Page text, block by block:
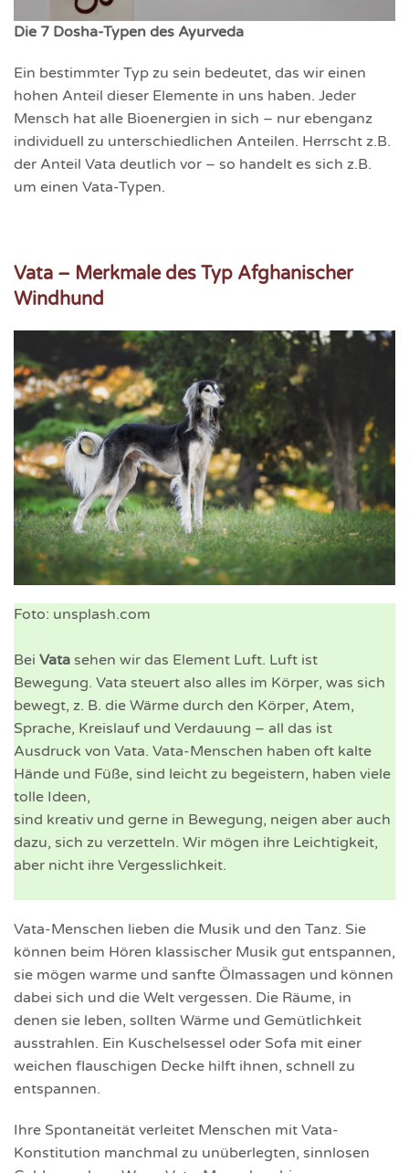
Die 7 Dosha-Typen des Ayurveda
Ein bestimmter Typ zu sein bedeutet, das wir einen
hohen Anteil dieser Elemente in uns haben. Jeder
Mensch hat alle Bioenergien in sich – nur ebenganz
individuell zu unterschiedlichen Anteilen. Herrscht z.B.
der Anteil Vata deutlich vor – so handelt es sich z.B.
um einen Vata-Typen.
Vata – Merkmale des Typ Afghanischer
Windhund
Foto: unsplash.com
Bei Vata sehen wir das Element Luft. Luft ist
Bewegung. Vata steuert also alles im Körper, was sich
bewegt, z. B. die Wärme durch den Körper, Atem,
Sprache, Kreislauf und Verdauung – all das ist
Ausdruck von Vata. Vata-Menschen haben oft kalte
Hände und Füße, sind leicht zu begeistern, haben viele
tolle Ideen,
sind kreativ und gerne in Bewegung, neigen aber auch
dazu, sich zu verzetteln. Wir mögen ihre Leichtigkeit,
aber nicht ihre Vergesslichkeit.
Vata-Menschen lieben die Musik und den Tanz. Sie
können beim Hören klassischer Musik gut entspannen,
sie mögen warme und sanfte Ölmassagen und können
dabei sich und die Welt vergessen. Die Räume, in
denen sie leben, sollten Wärme und Gemütlichkeit
ausstrahlen. Ein Kuschelsessel oder Sofa mit einer
weichen flauschigen Decke hilft ihnen, schnell zu
entspannen.
Ihre Spontaneität verleitet Menschen mit Vata-
Konstitution manchmal zu unüberlegten, sinnlosen